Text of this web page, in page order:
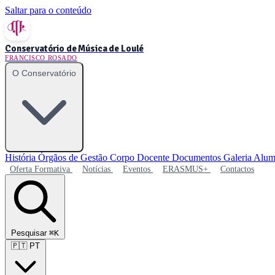
Saltar para o conteúdo
Conservatório de Música de Loulé
FRANCISCO ROSADO
O Conservatório
História Órgãos de Gestão Corpo Docente Documentos Galeria
Oferta Formativa Notícias Eventos ERASMUS+ Contactos
Pesquisar ⌘K
🇵🇹 PT